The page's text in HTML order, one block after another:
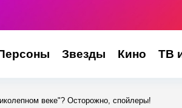
Звезды Кино ТВ
веке"? Осторожно, спойлеры!